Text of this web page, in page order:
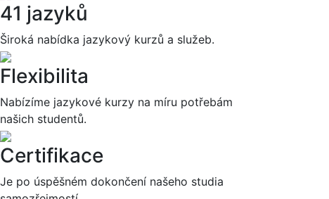
41 jazyků
Široká nabídka jazykový kurzů a služeb.
Flexibilita
Nabízíme jazykové kurzy na míru potřebám
našich studentů.
Certifikace
Je po úspěšném dokončení našeho studia